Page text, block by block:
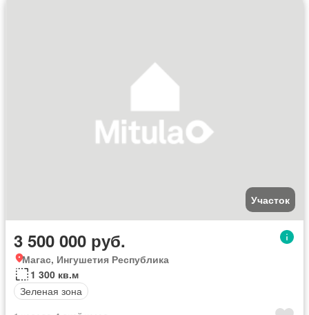
Участок
3 500 000 руб.
Магас, Ингушетия Республика
1 300 кв.м
Зеленая зона